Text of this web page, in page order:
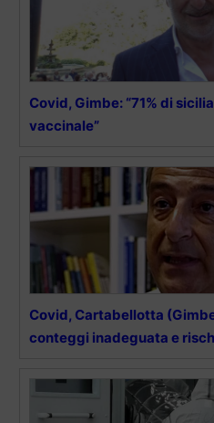
Covid, Gimbe: “71% di
vaccinale”
Covid, Cartabellotta
conteggi inadeguata e